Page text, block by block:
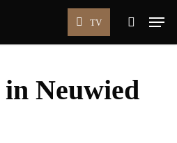
TV
search
Menu
in Neuwied